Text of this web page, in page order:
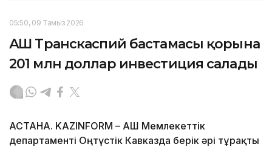
05:50, 09 Тамыз 2026
АҚШ Транскаспий бастамасы қорына
201 млн доллар инвестиция салады
АСТАНА. KAZINFORM – АҚШ Мемлекеттік
департаменті Оңтүстік Кавказда берік әрі тұрақты